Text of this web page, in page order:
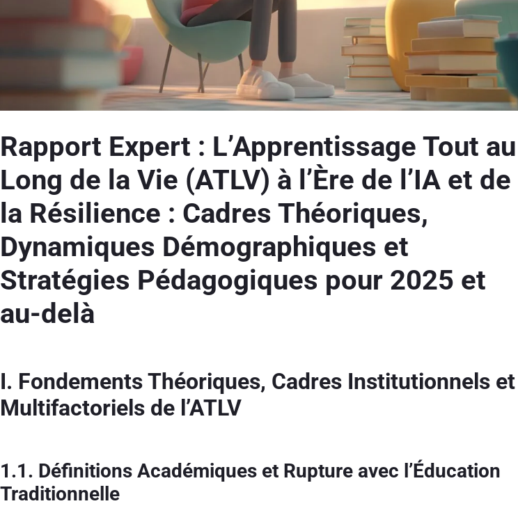
Rapport Expert : L’Apprentissage Tout au
Long de la Vie (ATLV) à l’Ère de l’IA et de
la Résilience : Cadres Théoriques,
Dynamiques Démographiques et
Stratégies Pédagogiques pour 2025 et
au-delà
I. Fondements Théoriques, Cadres Institutionnels et
Multifactoriels de l’ATLV
1.1. Définitions Académiques et Rupture avec l’Éducation
Traditionnelle